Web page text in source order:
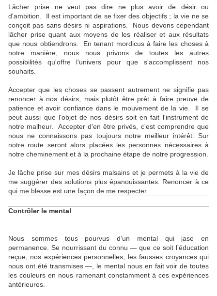
Lâcher prise ne veut pas dire ne plus avoir de désir ou
d'ambition. Il est important de se fixer des objectifs ; la vie ne se
conçoit pas sans désirs ni aspirations. Nous devons cependant
lâcher prise quant aux moyens de les réaliser et aux résultats
que nous obtiendrons. En tenant mordicus à faire les choses à
notre manière, nous nous privons de toutes les autres
possibilités qu'offre l'univers pour que s'accomplissent nos
souhaits.
Accepter que les choses se passent autrement ne signifie pas
renoncer à nos désirs, mais plutôt être prêt à faire preuve de
patience et avoir confiance dans le mouvement de la vie. Il se
peut aussi que l'objet de nos désirs soit en fait l'instrument de
notre malheur. Accepter d'en être privés, c'est comprendre que
nous ne connaissons pas toujours notre meilleur intérêt. Sur
notre route seront alors placées les personnes nécessaires à
notre cheminement et à la prochaine étape de notre progression.
Je lâche prise sur mes désirs malsains et je permets à la vie de
me suggérer des solutions plus épanouissantes. Renoncer à ce
qui me blesse est une façon de me respecter.
Contrôler le mental
Nous sommes tous pourvus d’un mental qui jase en
permanence. Se nourrissant du connu — que ce soit l’éducation
reçue, nos expériences personnelles, les fausses croyances qui
nous ont été transmises —, le mental nous en fait voir de toutes
les couleurs en nous ramenant constamment à ces expériences
antérieures.